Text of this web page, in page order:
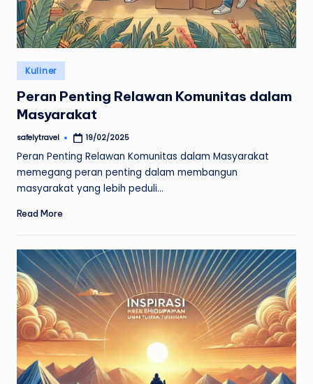
Posted
in
Kuliner
Peran Penting Relawan Komunitas dalam
Masyarakat
Posted
safelytravel 19/02/2025
Peran Penting Relawan Komunitas dalam Masyarakat
memegang peran penting dalam membangun
masyarakat yang lebih peduli…
Read More